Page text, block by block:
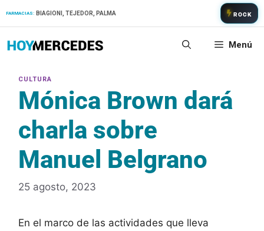
FARMACIAS: BIAGIONI, TEJEDOR, PALMA ROCK
Menú
Mónica Brown dará
charla sobre
Manuel Belgrano
25 agosto, 2023
En el marco de las actividades que lleva